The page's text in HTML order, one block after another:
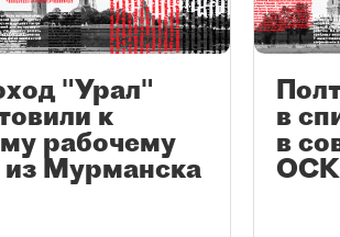
"Урал"
к
рабочему
из Мурманска
в
в
ОСК